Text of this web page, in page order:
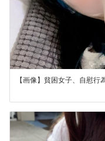
【画像】貧困女子、自慰行